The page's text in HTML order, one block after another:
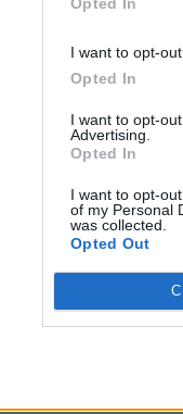
I want to opt-
Opted In
I want to opt-
Advertising.
Opted In
I want to opt-
of my Personal
was collected.
Opted Out